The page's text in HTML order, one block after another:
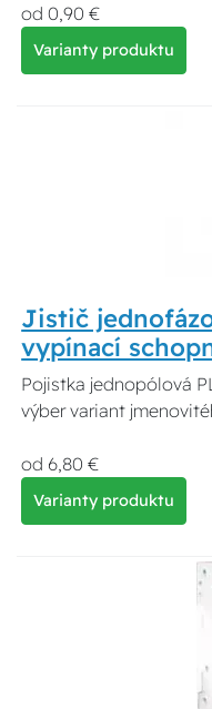
od 0,90 €
Varianty produktu
Jistič
vypínací
Pojistka jednopólová
výber variant
od 6,80 €
Varianty produktu